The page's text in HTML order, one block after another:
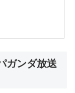
ガンダ放送